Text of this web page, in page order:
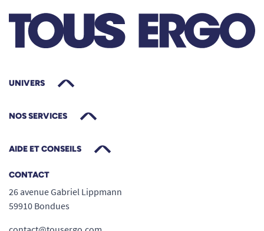
UNIVERS
NOS SERVICES
AIDE ET CONSEILS
CONTACT
26 avenue Gabriel Lippmann
59910 Bondues